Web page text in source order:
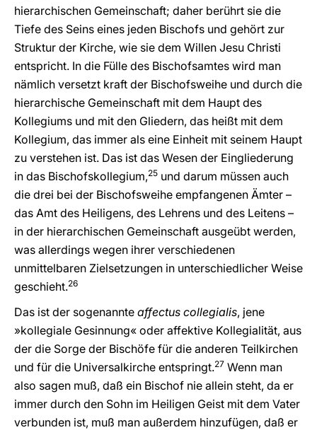
hierarchischen Gemeinschaft; daher berührt sie die
Tiefe des Seins eines jeden Bischofs und gehört zur
Struktur der Kirche, wie sie dem Willen Jesu Christi
entspricht. In die Fülle des Bischofsamtes wird man
nämlich versetzt kraft der Bischofsweihe und durch die
hierarchische Gemeinschaft mit dem Haupt des
Kollegiums und mit den Gliedern, das heißt mit dem
Kollegium, das immer als eine Einheit mit seinem Haupt
zu verstehen ist. Das ist das Wesen der Eingliederung
in das Bischofskollegium,25 und darum müssen auch
die drei bei der Bischofsweihe empfangenen Ämter –
das Amt des Heiligens, des Lehrens und des Leitens –
in der hierarchischen Gemeinschaft ausgeübt werden,
was allerdings wegen ihrer verschiedenen
unmittelbaren Zielsetzungen in unterschiedlicher Weise
geschieht.26
Das ist der sogenannte affectus collegialis, jene
»kollegiale Gesinnung« oder affektive Kollegialität, aus
der die Sorge der Bischöfe für die anderen Teilkirchen
und für die Universalkirche entspringt.27 Wenn man
also sagen muß, daß ein Bischof nie allein steht, da er
immer durch den Sohn im Heiligen Geist mit dem Vater
verbunden ist, muß man außerdem hinzufügen, daß er